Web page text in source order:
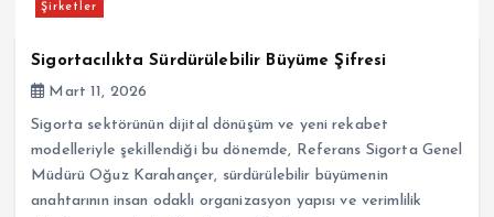
Şirketler
Sigortacılıkta Sürdürülebilir Büyüme Şifresi
Mart 11, 2026
Sigorta sektörünün dijital dönüşüm ve yeni rekabet
modelleriyle şekillendiği bu dönemde, Referans Sigorta Genel
Müdürü Oğuz Karahançer, sürdürülebilir büyümenin
anahtarının insan odaklı organizasyon yapısı ve verimlilik